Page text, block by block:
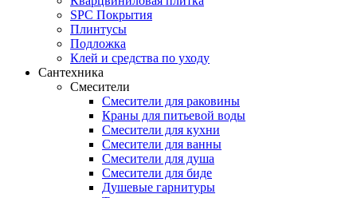
SPC Покрытия
Плинтусы
Подложка
Клей и средства по уходу
Сантехника
Смесители
Смесители для раковины
Краны для питьевой воды
Смесители для кухни
Смесители для ванны
Смесители для душа
Смесители для биде
Душевые гарнитуры